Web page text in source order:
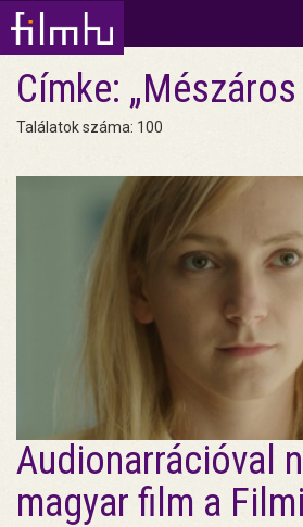
Címke:
Találatok száma: 100
Audionarrációval
magyar film a